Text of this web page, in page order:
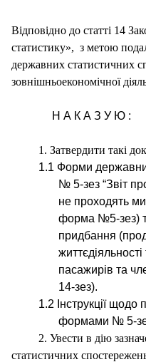
Відповідно до статті 14
статистику», з метою
державних статистичних
зовнішньоекономічної
Н А К А З У Ю :
1. Затвердити такі
1.1 Форми
№ 5‑зез “Звіт
не проходять
форма №5-зез)
придбання
пасажирів та
14-зез).
1.2 Інструкції щодо
формами № 5-
2. Увести в дію
статистичних